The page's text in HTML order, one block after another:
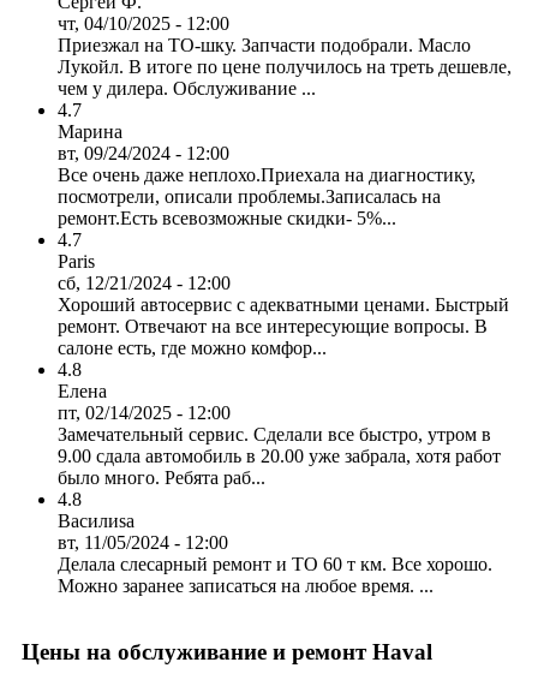
чт, 04/10/2025 - 12:00
Приезжал на ТО-шку. Запчасти подобрали. Масло
Лукойл. В итоге по цене получилось на треть дешевле,
чем у дилера. Обслуживание ...
4.7
Марина
вт, 09/24/2024 - 12:00
Все очень даже неплохо.Приехала на диагностику,
посмотрели, описали проблемы.Записалась на
ремонт.Есть всевозможные скидки- 5%...
4.7
Paris
сб, 12/21/2024 - 12:00
Хороший автосервис с адекватными ценами. Быстрый
ремонт. Отвечают на все интересующие вопросы. В
салоне есть, где можно комфор...
4.8
Елена
пт, 02/14/2025 - 12:00
Замечательный сервис. Сделали все быстро, утром в
9.00 сдала автомобиль в 20.00 уже забрала, хотя работ
было много. Ребята раб...
4.8
Василиsa
вт, 11/05/2024 - 12:00
Делала слесарный ремонт и ТО 60 т км. Все хорошо.
Можно заранее записаться на любое время. ...
Цены на обслуживание и ремонт Haval